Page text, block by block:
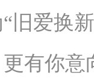
旧爱换
更有你意